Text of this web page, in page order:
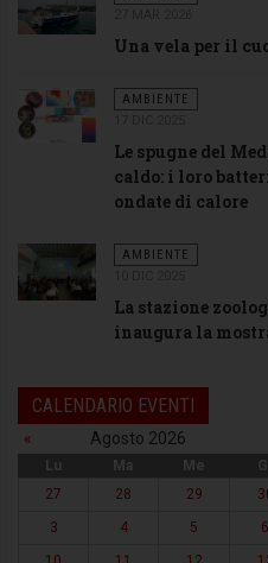
Una vela per il
AMBIENTE
Le spugne del
caldo: i loro
ondate di calore
AMBIENTE
La stazione
inaugura la
CALENDARIO EVENTI
« Agosto 2026
Lu Ma Me
27
28 29
3
4 5 6